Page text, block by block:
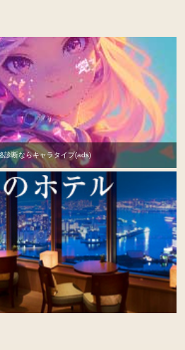
診断ならキャラタイプ(ads)